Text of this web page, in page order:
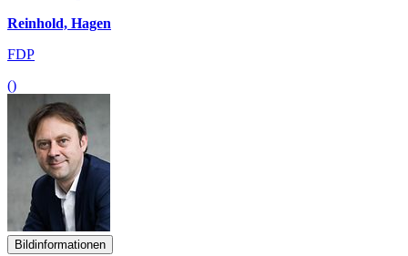
Reinhold, Hagen
FDP
()
Bildinformationen